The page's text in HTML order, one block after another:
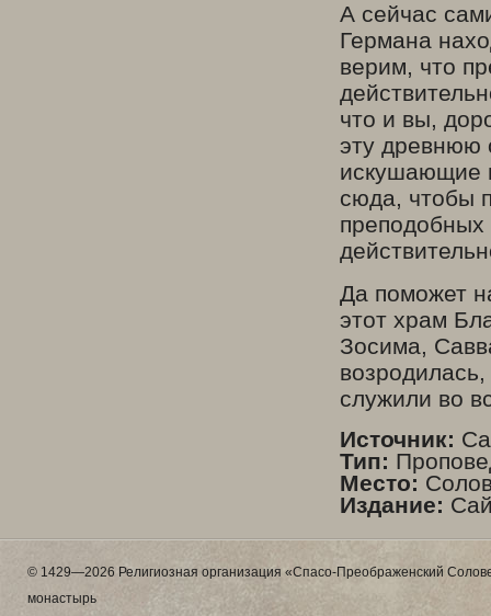
А сейчас
Германа
верим, что
что и вы,
эту древнюю
искушающие
сюда, чтобы
преподобных
Да поможет
этот храм
Зосима,
служили во
Источник:
Тип:
Место:
Издание:
© 1429—2026 Религиозная организация «Спасо-Преображенский
монастырь